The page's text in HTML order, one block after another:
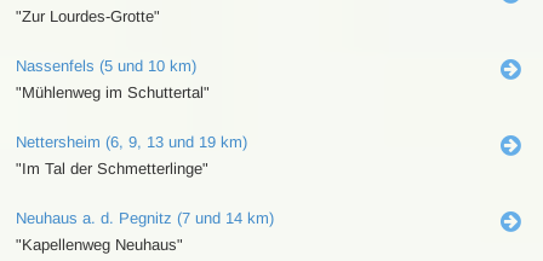
"Zur Lourdes-Grotte"
Nassenfels (5 und 10 km)
"Mühlenweg im Schuttertal"
Nettersheim (6, 9, 13 und 19 km)
"Im Tal der Schmetterlinge"
Neuhaus a. d. Pegnitz (7 und 14 km)
"Kapellenweg Neuhaus"